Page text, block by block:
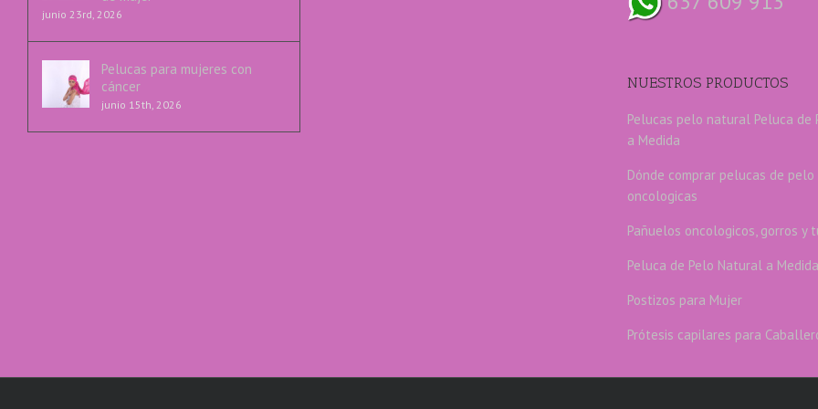
junio 23rd, 2026
Pelucas para mujeres con
cáncer
junio 15th, 2026
NUESTROS PRODUCTOS
Pelucas pelo natural Peluca de
a Medida
Dónde comprar pelucas de
oncologicas
Pañuelos oncologicos, gorros y
Peluca de Pelo Natural a Medida
Postizos para Mujer
Prótesis capilares para